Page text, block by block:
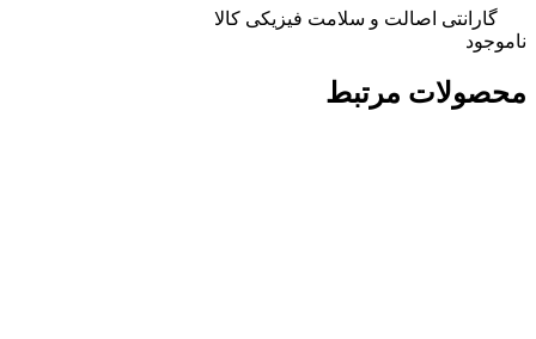
گارانتی اصالت و سلامت فیزیکی کالا
ناموجود
محصولات مرتبط